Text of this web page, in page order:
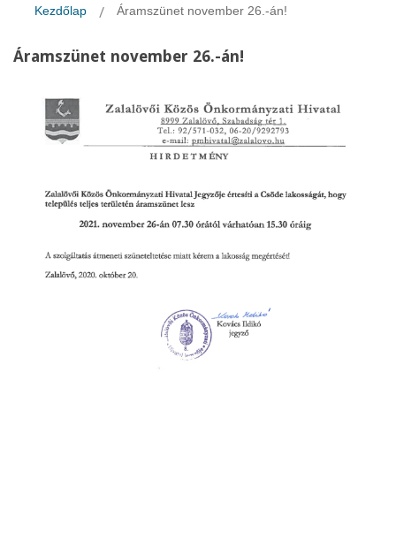
Kezdőlap Áramszünet november 26.-án!
Áramszünet november 26.-án!